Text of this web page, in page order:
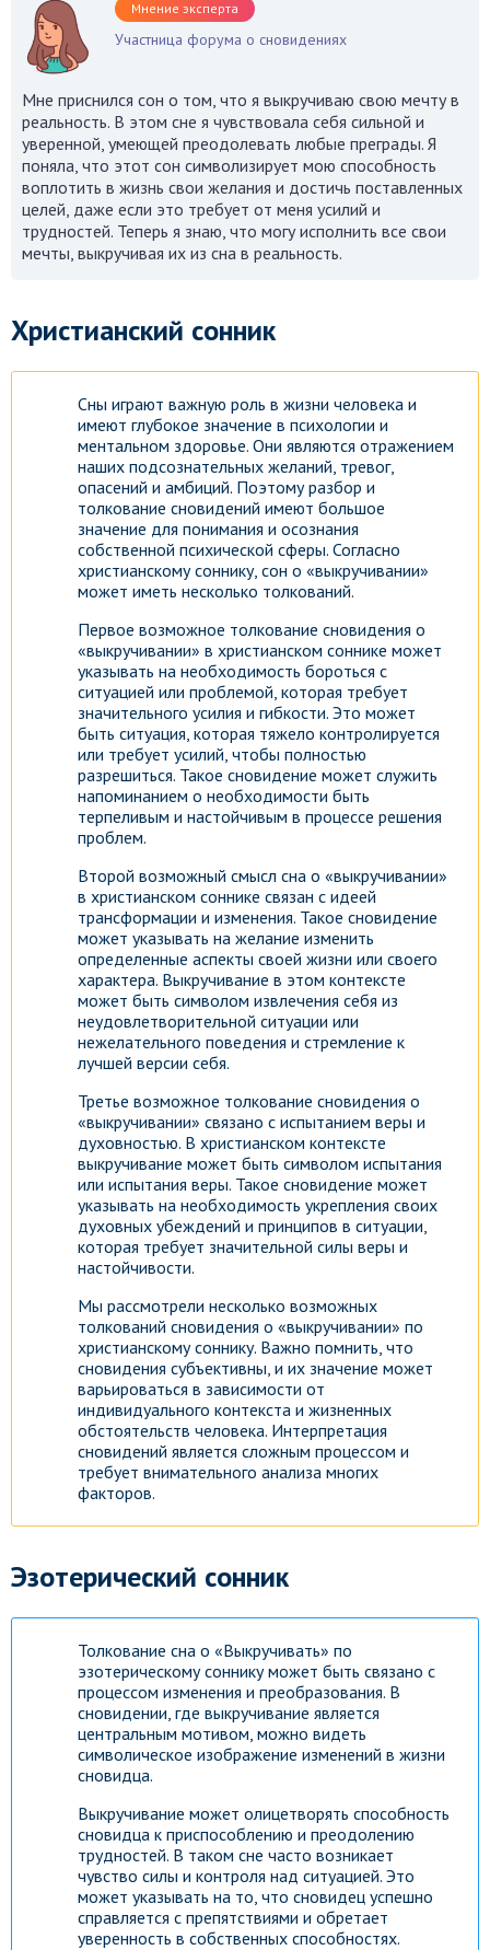
Мнение эксперта
Участница форума о сновидениях
Мне приснился сон о том, что я выкручиваю свою мечту в
реальность. В этом сне я чувствовала себя сильной и
уверенной, умеющей преодолевать любые преграды. Я
поняла, что этот сон символизирует мою способность
воплотить в жизнь свои желания и достичь поставленных
целей, даже если это требует от меня усилий и
трудностей. Теперь я знаю, что могу исполнить все свои
мечты, выкручивая их из сна в реальность.
Христианский сонник
Сны играют важную роль в жизни человека и
имеют глубокое значение в психологии и
ментальном здоровье. Они являются отражением
наших подсознательных желаний, тревог,
опасений и амбиций. Поэтому разбор и
толкование сновидений имеют большое
значение для понимания и осознания
собственной психической сферы. Согласно
христианскому соннику, сон о «выкручивании»
может иметь несколько толкований.
Первое возможное толкование сновидения о
«выкручивании» в христианском соннике может
указывать на необходимость бороться с
ситуацией или проблемой, которая требует
значительного усилия и гибкости. Это может
быть ситуация, которая тяжело контролируется
или требует усилий, чтобы полностью
разрешиться. Такое сновидение может служить
напоминанием о необходимости быть
терпеливым и настойчивым в процессе решения
проблем.
Второй возможный смысл сна о «выкручивании»
в христианском соннике связан с идеей
трансформации и изменения. Такое сновидение
может указывать на желание изменить
определенные аспекты своей жизни или своего
характера. Выкручивание в этом контексте
может быть символом извлечения себя из
неудовлетворительной ситуации или
нежелательного поведения и стремление к
лучшей версии себя.
Третье возможное толкование сновидения о
«выкручивании» связано с испытанием веры и
духовностью. В христианском контексте
выкручивание может быть символом испытания
или испытания веры. Такое сновидение может
указывать на необходимость укрепления своих
духовных убеждений и принципов в ситуации,
которая требует значительной силы веры и
настойчивости.
Мы рассмотрели несколько возможных
толкований сновидения о «выкручивании» по
христианскому соннику. Важно помнить, что
сновидения субъективны, и их значение может
варьироваться в зависимости от
индивидуального контекста и жизненных
обстоятельств человека. Интерпретация
сновидений является сложным процессом и
требует внимательного анализа многих
факторов.
Эзотерический сонник
Толкование сна о «Выкручивать» по
эзотерическому соннику может быть связано с
процессом изменения и преобразования. В
сновидении, где выкручивание является
центральным мотивом, можно видеть
символическое изображение изменений в жизни
сновидца.
Выкручивание может олицетворять способность
сновидца к приспособлению и преодолению
трудностей. В таком сне часто возникает
чувство силы и контроля над ситуацией. Это
может указывать на то, что сновидец успешно
справляется с препятствиями и обретает
уверенность в собственных способностях.